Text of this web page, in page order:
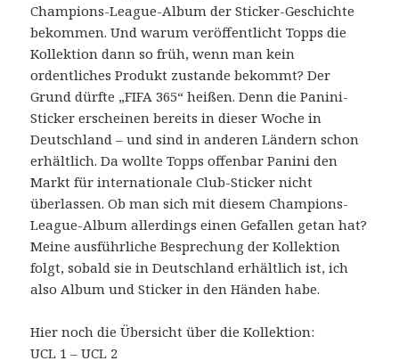
Champions-League-Album der Sticker-Geschichte
bekommen. Und warum veröffentlicht Topps die
Kollektion dann so früh, wenn man kein
ordentliches Produkt zustande bekommt? Der
Grund dürfte „FIFA 365“ heißen. Denn die Panini-
Sticker erscheinen bereits in dieser Woche in
Deutschland – und sind in anderen Ländern schon
erhältlich. Da wollte Topps offenbar Panini den
Markt für internationale Club-Sticker nicht
überlassen. Ob man sich mit diesem Champions-
League-Album allerdings einen Gefallen getan hat?
Meine ausführliche Besprechung der Kollektion
folgt, sobald sie in Deutschland erhältlich ist, ich
also Album und Sticker in den Händen habe.
Hier noch die Übersicht über die Kollektion:
UCL 1 – UCL 2